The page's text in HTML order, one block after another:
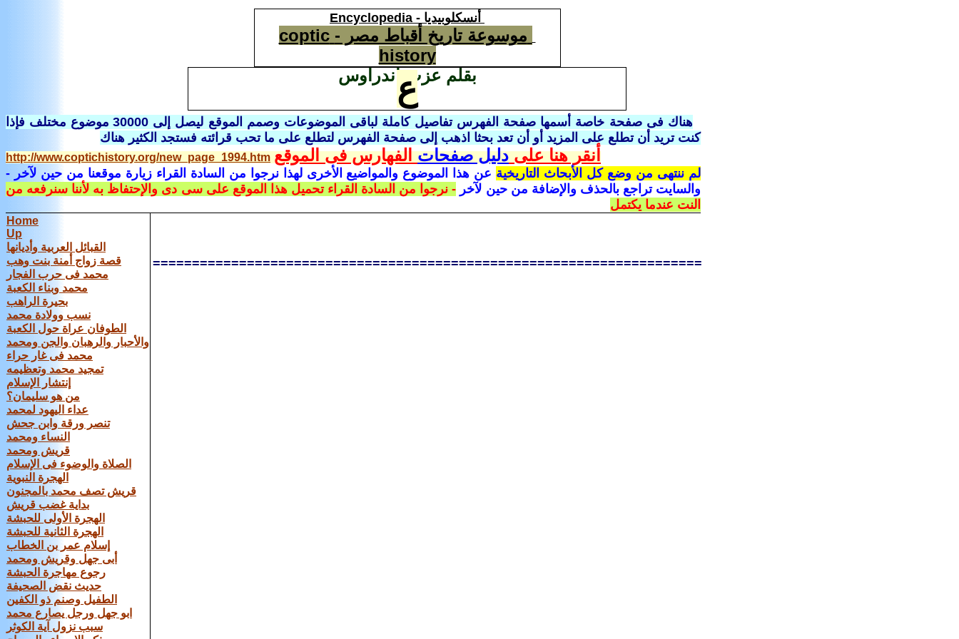
Encyclopedia - أنسكلوبيديا
موسوعة تاريخ أقباط مصر - coptic
history
بقلم عزت اندراوس
ع
هناك فى صفحة خاصة أسمها صفحة الفهرس تفاصيل كاملة لباقى الموضوعات وصمم الموقع ليصل إلى 30000 موضوع مختلف فإذا
كنت تريد أن تطلع على المزيد أو أن تعد بحثا اذهب إلى صفحة الفهرس لتطلع على ما تحب قرائته فستجد الكثير هناك
أنقر هنا علىدليل صفحاتالفهارس فى الموقع http://www.coptichistory.org/new_page_1994.htm
لم ننتهى من وضع كل الأبحاث التاريخية عن هذا الموضوع والمواضيع الأخرى لهذا نرجوا من السادة القراء زيارة موقعنا من حين لآخر -
والسايت تراجع بالحذف والإضافة من حين لآخر - نرجوا من السادة القراء تحميل هذا الموقع على سى دى والإحتفاظ به لأننا سنرفعه من
النت عندما يكتمل
Home
Up
القبائل العربية وأديانها
قصة زواج أمنة بنت وهب
محمد فى حرب الفجار
محمد وبناء الكعبة
بحيرة الراهب
نسب وولادة محمد
الطوفان عراة حول الكعبة
والأحبار والرهبان والجن ومحمد
محمد فى غار حراء
تمجيد محمد وتعظيمه
إنتشار الإسلام
من هو سليمان؟
عداء اليهود لمحمد
تنصر ورقة وابن جحش
النساء ومحمد
قريش ومحمد
الصلاة والوضوء فى الإسلام
الهجرة النبوية
قريش تصف محمد بالمجنون
بداية غضب قريش
الهجرة الأولى للحبشة
الهجرة الثانية للحبشة
إسلام عمر بن الخطاب
أبى جهل وقريش ومحمد
رجوع مهاجرة الحبشة
حديث نقض الصحيفة
الطفيل وصنم ذو الكفين
ابو جهل ورجل يصارع محمد
سبب نزول آية الكوثر
======================================================================